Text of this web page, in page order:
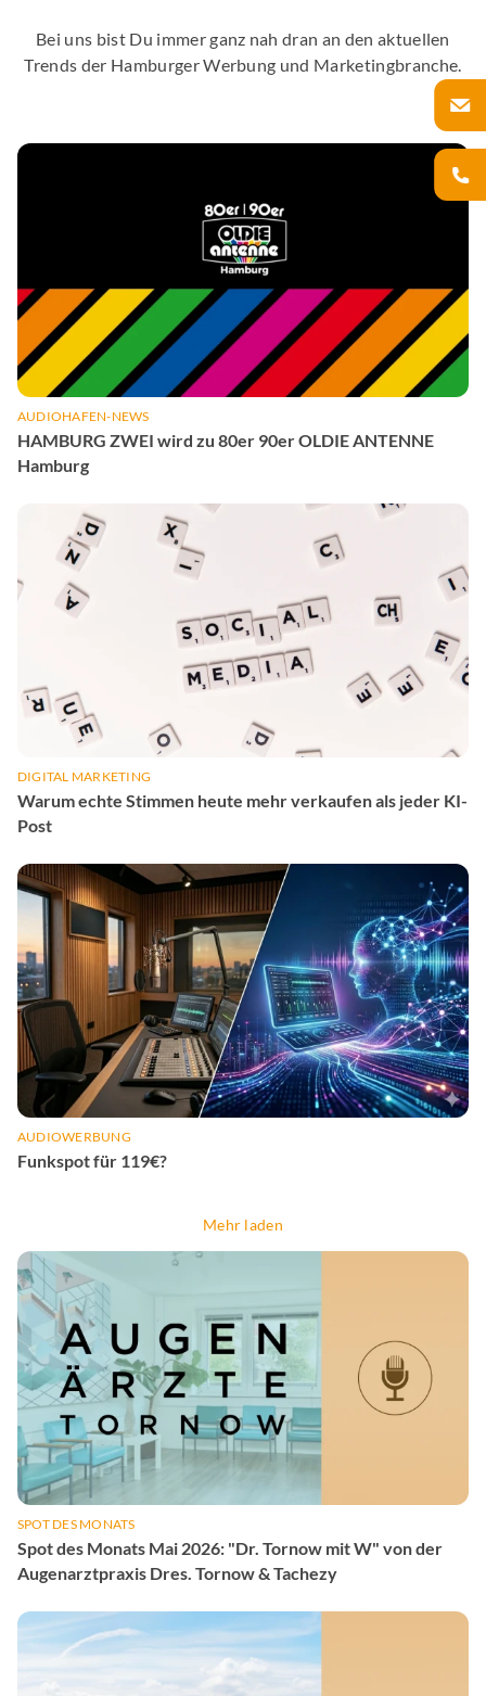
Bei uns bist Du immer ganz nah dran an den aktuellen
Trends der Hamburger Werbung und Marketingbranche.
AUDIOHAFEN-NEWS
HAMBURG ZWEI wird zu 80er 90er OLDIE ANTENNE
Hamburg
DIGITAL MARKETING
Warum echte Stimmen heute mehr verkaufen als jeder KI-
Post
AUDIOWERBUNG
Funkspot für 119€?
Mehr laden
SPOT DES MONATS
Spot des Monats Mai 2026: "Dr. Tornow mit W" von der
Augenarztpraxis Dres. Tornow & Tachezy